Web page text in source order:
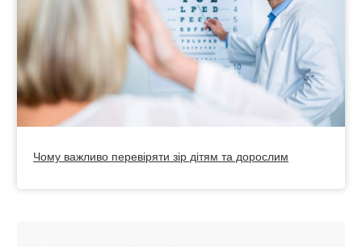
Чому важливо перевіряти зір дітям та дорослим